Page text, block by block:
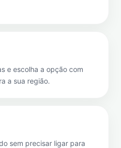
e escolha a opção com
a sua região.
sem precisar ligar para